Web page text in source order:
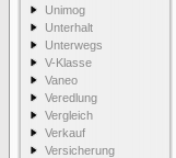
Unimog
Unterhalt
Unterwegs
V-Klasse
Vaneo
Veredlung
Vergleich
Verkauf
Versicherung